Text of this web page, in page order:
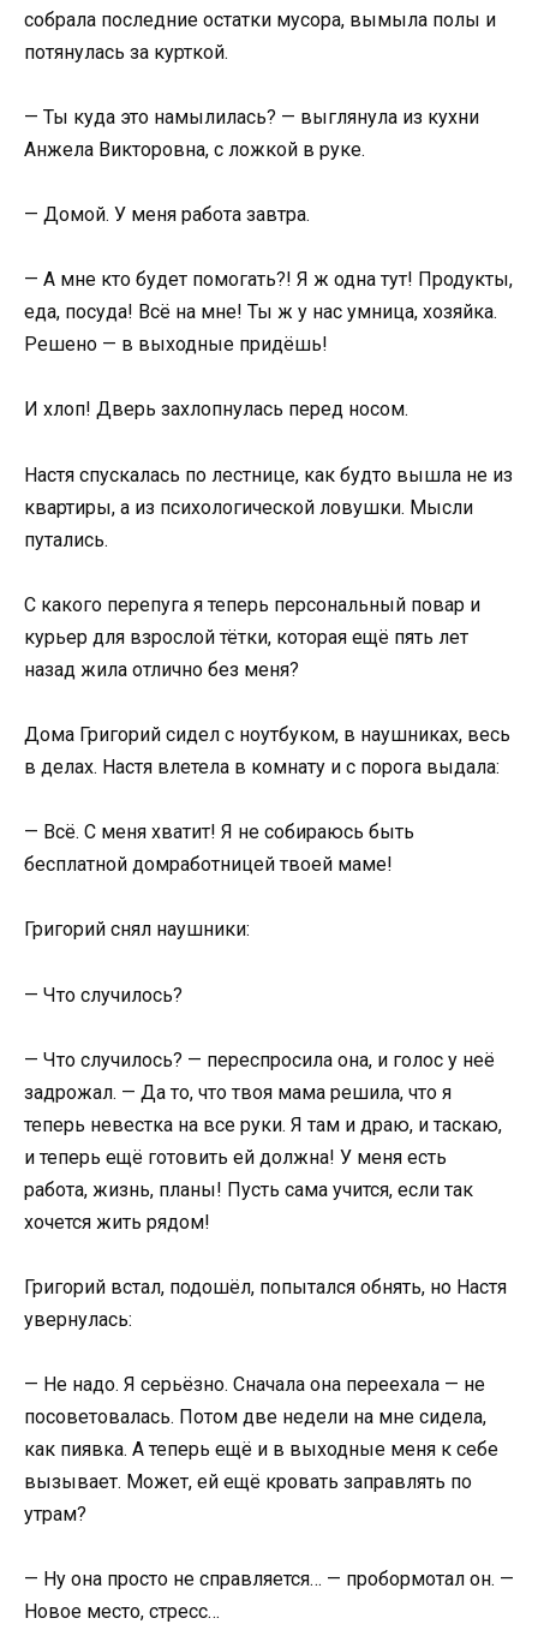
собрала последние остатки мусора, вымыла полы и
потянулась за курткой.
— Ты куда это намылилась? — выглянула из кухни
Анжела Викторовна, с ложкой в руке.
— Домой. У меня работа завтра.
— А мне кто будет помогать?! Я ж одна тут! Продукты,
еда, посуда! Всё на мне! Ты ж у нас умница, хозяйка.
Решено — в выходные придёшь!
И хлоп! Дверь захлопнулась перед носом.
Настя спускалась по лестнице, как будто вышла не из
квартиры, а из психологической ловушки. Мысли
путались.
С какого перепуга я теперь персональный повар и
курьер для взрослой тётки, которая ещё пять лет
назад жила отлично без меня?
Дома Григорий сидел с ноутбуком, в наушниках, весь
в делах. Настя влетела в комнату и с порога выдала:
— Всё. С меня хватит! Я не собираюсь быть
бесплатной домработницей твоей маме!
Григорий снял наушники:
— Что случилось?
— Что случилось? — переспросила она, и голос у неё
задрожал. — Да то, что твоя мама решила, что я
теперь невестка на все руки. Я там и драю, и таскаю,
и теперь ещё готовить ей должна! У меня есть
работа, жизнь, планы! Пусть сама учится, если так
хочется жить рядом!
Григорий встал, подошёл, попытался обнять, но Настя
увернулась:
— Не надо. Я серьёзно. Сначала она переехала — не
посоветовалась. Потом две недели на мне сидела,
как пиявка. А теперь ещё и в выходные меня к себе
вызывает. Может, ей ещё кровать заправлять по
утрам?
— Ну она просто не справляется… — пробормотал он. —
Новое место, стресс…